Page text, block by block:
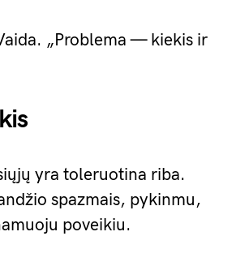
„Problema — kiekis ir
yra toleruotina riba.
spazmais, pykinmu,
poveikiu.